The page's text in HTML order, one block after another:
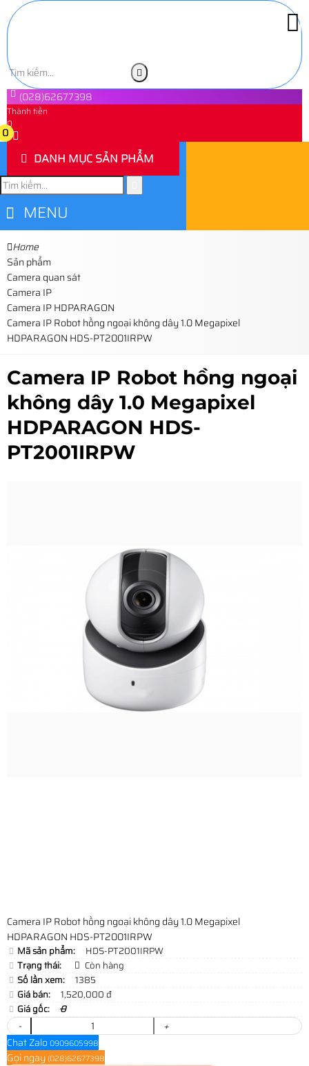
(028)62677398
Thành tiền
0
0
DANH MỤC SẢN PHẨM
MENU
Home
Sản phẩm
Camera quan sát
Camera IP
Camera IP HDPARAGON
Camera IP Robot hồng ngoại không dây 1.0 Megapixel
HDPARAGON HDS-PT2001IRPW
Camera IP Robot hồng ngoại
không dây 1.0 Megapixel
HDPARAGON HDS-
PT2001IRPW
Camera IP Robot hồng ngoại không dây 1.0 Megapixel
HDPARAGON HDS-PT2001IRPW
Mã sản phẩm:
HDS-PT2001IRPW
Trạng thái:
Còn hàng
Số lần xem:
1385
Giá bán:
1,520,000 đ
Giá gốc:
0
-
+
Chat Zalo 0909605998
Gọi ngay (028)62677398